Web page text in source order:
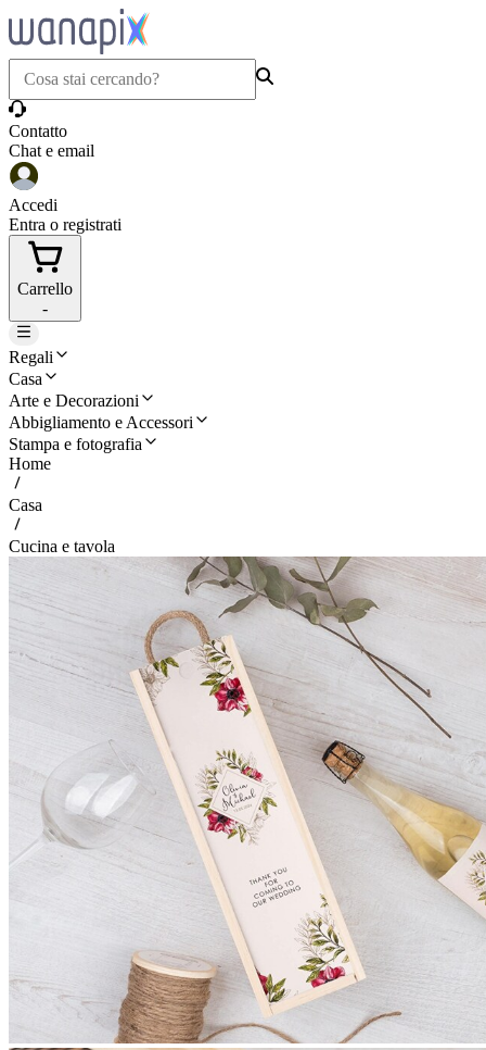
Contatto
Chat e email
Accedi
Entra o registrati
Carrello
-
Regali
Casa
Arte e Decorazioni
Abbigliamento e Accessori
Stampa e fotografia
Home
Casa
Cucina e tavola